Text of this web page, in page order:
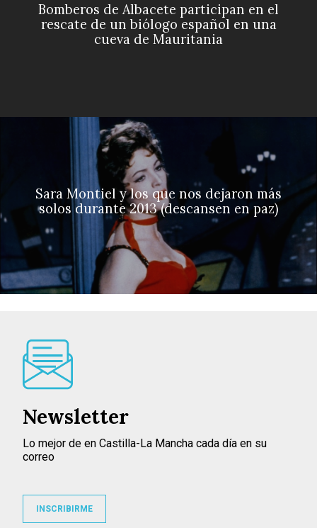
Bomberos de Albacete participan en el
rescate de un biólogo español en una
cueva de Mauritania
Sara Montiel y los que nos dejaron más
solos durante 2013 (descansen en paz)
Newsletter
Lo mejor de en Castilla-La Mancha cada día en su
correo
INSCRIBIRME